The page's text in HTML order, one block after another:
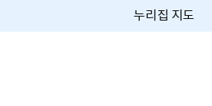
누리집 지도